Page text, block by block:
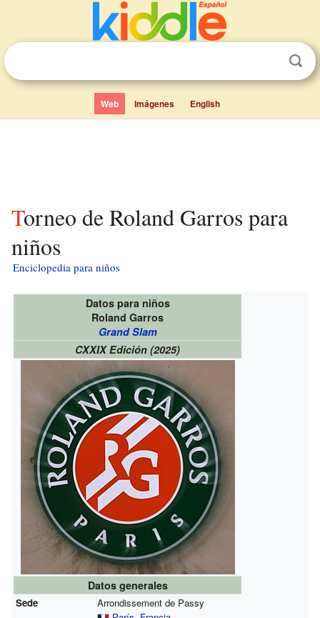
Web Imágenes English
Torneo de Roland Garros para
niños
Enciclopedia para niños
Datos para niños
Roland Garros
Grand Slam
CXXIX Edición (2025)
Datos generales
Sede
Arrondissement de Passy